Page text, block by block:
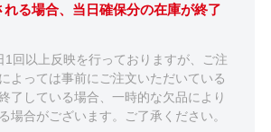
る場合、当日確保分の在庫が終了
1回以上反映を行っておりますが、ご注
よっては事前にご注文いただいている
了している場合、一時的な欠品により
場合がございます。ご了承ください。